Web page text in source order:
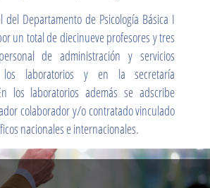
del Departamento de Psicología Básica I
un total de diecinueve profesores y tres
de administración y servicios
los laboratorios y en la secretaría
los laboratorios además se adscribe
colaborador y/o contratado vinculado
nacionales e internacionales.